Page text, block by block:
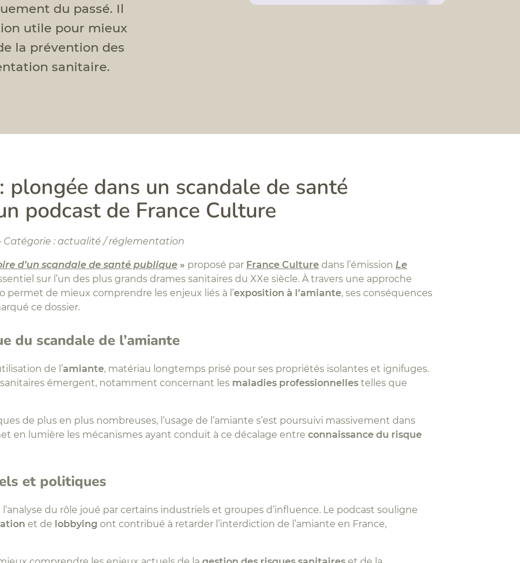
du passé. Il
utile pour mieux
la prévention des
sanitaire.
dans un scandale de santé
podcast de France Culture
: actualité / réglementation
d’un scandale de santé publique » proposé par France Culture dans l’émission Le
sur l’un des plus grands drames sanitaires du XXe siècle. À travers une approche
de mieux comprendre les enjeux liés à l’exposition à l’amiante, ses conséquences
ce dossier.
du scandale de l’amiante
de l’amiante, matériau longtemps prisé pour ses propriétés isolantes et ignifuges.
émergent, notamment concernant les maladies professionnelles telles que
de plus en plus nombreuses, l’usage de l’amiante s’est poursuivi massivement dans
en lumière les mécanismes ayant conduit à ce décalage entre connaissance du risque
et politiques
du rôle joué par certains industriels et groupes d’influence. Le podcast souligne
et de lobbying ont contribué à retarder l’interdiction de l’amiante en France,